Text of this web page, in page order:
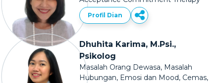
Profil Dian
Dhuhita Karima, M.Psi.,
Psikolog
Masalah Orang Dewasa, Masalah
Hubungan, Emosi dan Mood, Cemas,